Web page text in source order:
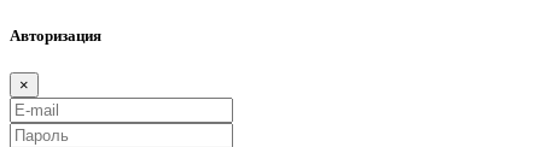
Авторизация
×